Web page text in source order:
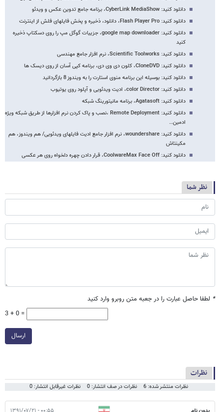
دانلود کنید: CyberLink MediaShow، برنامه جامع تدوین عکس و ویدئو
دانلود کنید: Flash Player Pro، دانلود، ذخیره و پخش فایلهای فلش از اینترنت
دانلود کنید: google map downloader، جزییات گوگل مپ را روی دسکتاپ ذخیره
کنید
دانلود کنید: Scientific Toolworks، نرم افزار جامع مهندسی
دانلود کنید: CloneDVD، کلون دی وی دی، برنامه کپی آسان از روی دیسک ها
دانلود کنید: بوسیله این برنامه منوی استارت را به ویندوز 8 بازگردانید
دانلود کنید: color Director، ادیت ویدئویی و آپلود روی یوتیوب
دانلود کنید: Agatasoft، برنامه مانیتورینگ شبکه
دانلود کنید: Remote Deployment ،نصب و پاک کردن نرم افزارها از طریق شبکه ویژه
ادمین…
دانلود کنید: woundershare، نرم افزار جامع ادیت فایلهای ویدئویی/ هم ویندوز، هم
مکینتاش
دانلود کنید: CoolwareMax Face Off، قرار دادن چهره دلخواه روی هر عکسی
نظر شما
* لطفا حاصل عبارت را در جعبه متن روبرو وارد کنید
3 + 0 =
ارسال
نظرات
نظرات منتشر شده: 6 نظرات در صف انتشار: 0 نظرات غیرقابل انتشار: 0